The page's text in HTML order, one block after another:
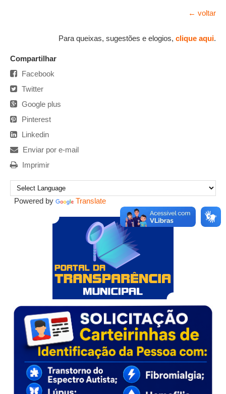
← voltar
Para queixas, sugestões e elogios, clique aqui.
Compartilhar
Facebook
Twitter
Google plus
Pinterest
Linkedin
Enviar por e-mail
Imprimir
Powered by Translate